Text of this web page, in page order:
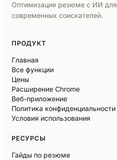
Оптимизация резюме с ИИ для
современных соискателей.
ПРОДУКТ
Главная
Все функции
Цены
Расширение Chrome
Веб-приложение
Политика конфиденциальности
Условия использования
РЕСУРСЫ
Гайды по резюме